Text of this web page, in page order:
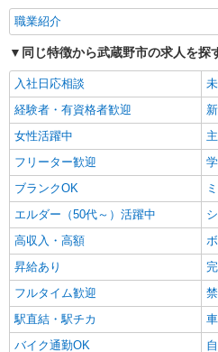
級老人ホームの
む)＞
東京都武蔵野
キープ
派遣社員
株式会社kotrio /●TC-H-1896643
吉祥寺駅のサ高
育て世代から大
時給2000〜
費全支給(ガソリ
キープ
職業紹介
同じ特徴から武蔵野市の求人を探
入社日応相談
経験者・有資格者歓迎
女性活躍中
フリーター歓迎
ブランクOK
エルダー（50代～）活躍中
高収入・高額
昇給あり
フルタイム歓迎
駅直結・駅チカ
バイク通勤OK